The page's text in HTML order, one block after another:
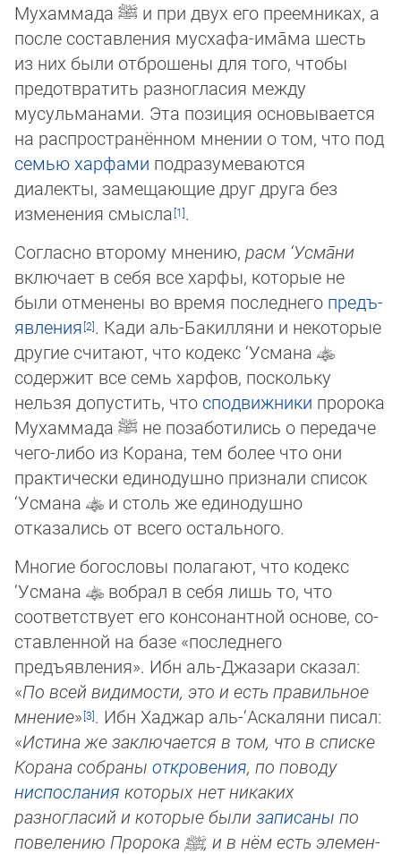
Мухаммада ﷺ и при двух его преемниках, а
после составления мусхафа-има̄ма шесть
из них были отброшены для того, чтобы
предотвратить разногласия между
мусульманами. Эта по­зи­ция основывается
на распространённом мнении о том, что под
семью харфами подразумеваются
диалекты, заме­щаю­щие друг друга без
изменения смысла
.
Согласно второму мнению, расм ‘Усма̄ни
включает в себя все харфы, которые не
были отменены во время последнего предъ­
яв­ления
. Кади аль-Бакилляни и некоторые
другие считают, что кодекс ‘Усмана
содержит все семь харфов, пос­коль­ку
нельзя допустить, что сподвижники пророка
Мухаммада ﷺ не позаботились о передаче
чего-либо из Корана, тем бо­лее что они
практически единодушно признали список
‘Усмана
и столь же единодушно
отказались от всего ос­таль­но­го.
Многие богословы полагают, что кодекс
‘Усмана
вобрал в себя лишь то, что
соответствует его консонантной основе, со­
ставленной на базе «последнего
предъявления». Ибн аль-Джазари сказал:
«По всей видимости, это и есть правильное
мне­ние»
. Ибн Хаджар аль-‘Аскаляни писал:
«Истина же заключается в том, что в списке
Корана собраны откровения, по по­во­ду
ниспослания которых нет никаких
разногласий и которые были записаны по
повелению Пророка ﷺ, и в нём есть эле­мен­